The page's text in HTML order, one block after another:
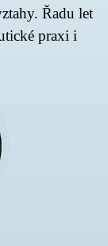
Řadu let
praxi i